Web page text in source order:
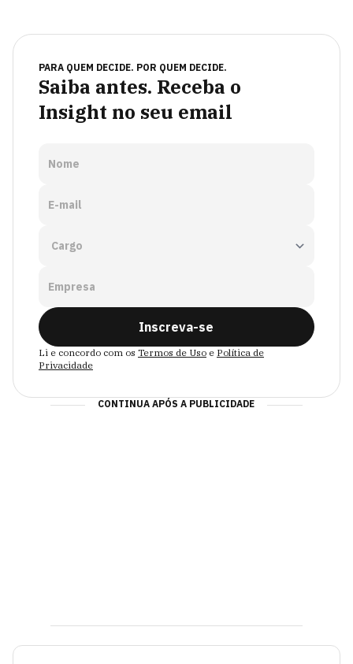
PARA QUEM DECIDE. POR QUEM DECIDE.
Saiba antes. Receba o
Insight no seu email
Nome
E-mail
Empresa
Inscreva-se
Li e concordo com os Termos de Uso e Política de
Privacidade
CONTINUA APÓS A PUBLICIDADE